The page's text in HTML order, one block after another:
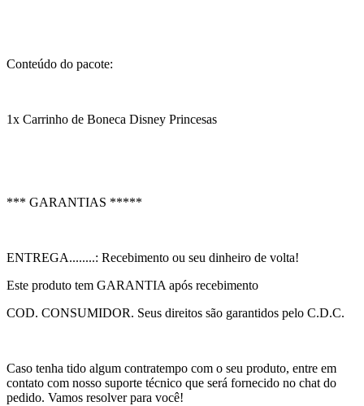
Conteúdo do pacote:
1x Carrinho de Boneca Disney Princesas
*** GARANTIAS *****
ENTREGA........: Recebimento ou seu dinheiro de volta!
Este produto tem GARANTIA após recebimento
COD. CONSUMIDOR. Seus direitos são garantidos pelo C.D.C.
Caso tenha tido algum contratempo com o seu produto, entre em
contato com nosso suporte técnico que será fornecido no chat do
pedido. Vamos resolver para você!